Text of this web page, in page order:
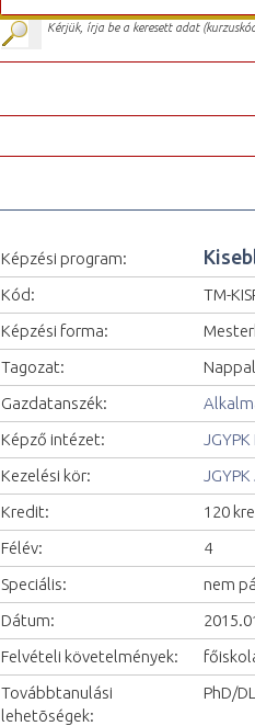
Kérjük, írja be a keresett adat
Képzési program:
Kód:
TM-
Képzési forma:
Tagozat:
Gazdatanszék:
Képző intézet:
Kezelési kör:
Kredit:
120
Félév:
4
Speciális:
nem
Dátum:
Felvételi követelmények:
Továbbtanulási
lehetõségek:
PhD/